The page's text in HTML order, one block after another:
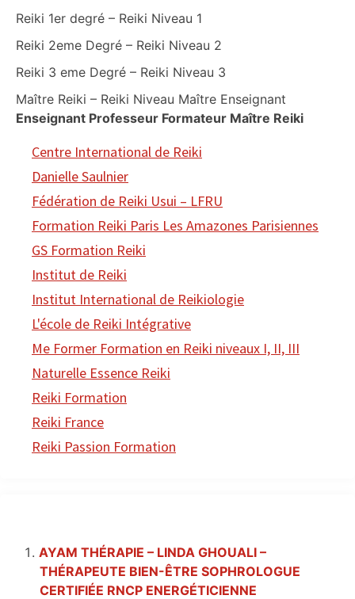
Reiki 1er degré – Reiki Niveau 1
Reiki 2eme Degré – Reiki Niveau 2
Reiki 3 eme Degré – Reiki Niveau 3
Maître Reiki – Reiki Niveau Maître Enseignant
Enseignant Professeur Formateur Maître Reiki
Centre International de Reiki
Danielle Saulnier
Fédération de Reiki Usui – LFRU
Formation Reiki Paris Les Amazones Parisiennes
GS Formation Reiki
Institut de Reiki
Institut International de Reikiologie
L'école de Reiki Intégrative
Me Former Formation en Reiki niveaux I, II, III
Naturelle Essence Reiki
Reiki Formation
Reiki France
Reiki Passion Formation
AYAM THÉRAPIE – LINDA GHOUALI –
THÉRAPEUTE BIEN-ÊTRE SOPHROLOGUE
CERTIFIÉE RNCP ENERGÉTICIENNE